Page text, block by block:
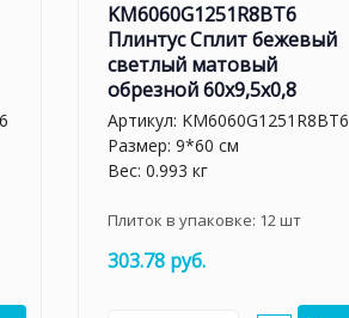
KM6060G1251R8BT6
Плинтус Сплит бежевый
светлый матовый
обрезной 60x9,5x0,8
Артикул: KM6060G1251R8BT6
Размер: 9*60 см
Вес: 0.993 кг
Плиток в упаковке: 12 шт
303.78 руб.